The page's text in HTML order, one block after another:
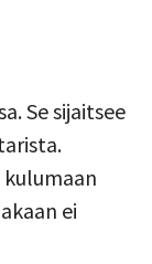
Se sijaitsee
ei